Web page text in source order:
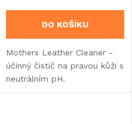
DO KOŠÍKU
Mothers Leather Cleaner -
účinný čistič na pravou kůži s
neutrálním pH.